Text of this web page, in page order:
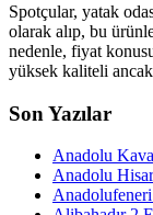
Spotçular, yatak
olarak alıp, bu
nedenle, fiyat
yüksek kaliteli
Son Yazılar
Anadolu
Anadolu
Anadolufeneri